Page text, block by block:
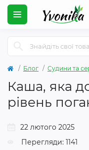
Блог Судини та
Каша, яка
рівень
22 лютого 2025
Перегляди: 1141